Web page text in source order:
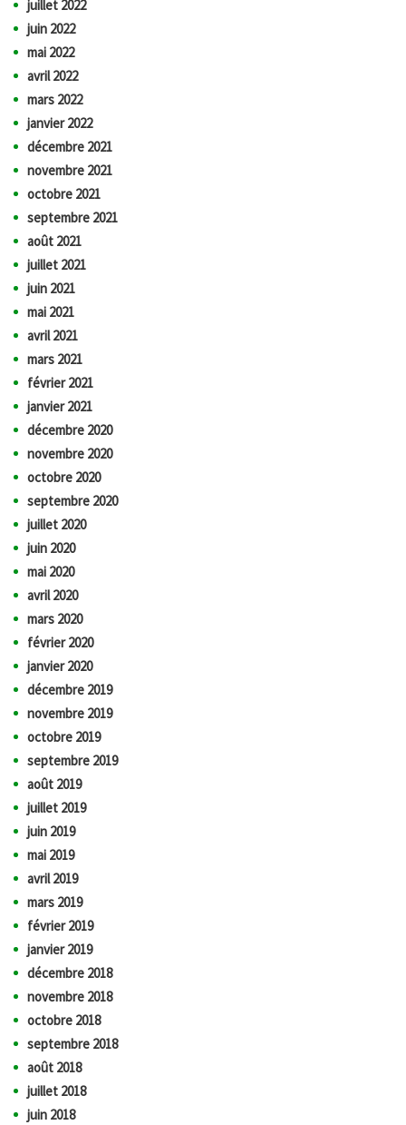
juillet 2022
juin 2022
mai 2022
avril 2022
mars 2022
janvier 2022
décembre 2021
novembre 2021
octobre 2021
septembre 2021
août 2021
juillet 2021
juin 2021
mai 2021
avril 2021
mars 2021
février 2021
janvier 2021
décembre 2020
novembre 2020
octobre 2020
septembre 2020
juillet 2020
juin 2020
mai 2020
avril 2020
mars 2020
février 2020
janvier 2020
décembre 2019
novembre 2019
octobre 2019
septembre 2019
août 2019
juillet 2019
juin 2019
mai 2019
avril 2019
mars 2019
février 2019
janvier 2019
décembre 2018
novembre 2018
octobre 2018
septembre 2018
août 2018
juillet 2018
juin 2018